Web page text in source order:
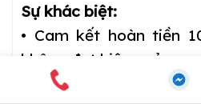
Sự khác biệt:
• Cam kết hoàn tiền
không đạt hiệu quả
• Khách hàng được